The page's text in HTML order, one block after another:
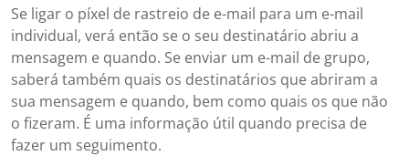
Se ligar o píxel de rastreio de e-mail para um e-mail
individual, verá então se o seu destinatário abriu a
mensagem e quando. Se enviar um e-mail de grupo,
saberá também quais os destinatários que abriram a
sua mensagem e quando, bem como quais os que não
o fizeram. É uma informação útil quando precisa de
fazer um seguimento.